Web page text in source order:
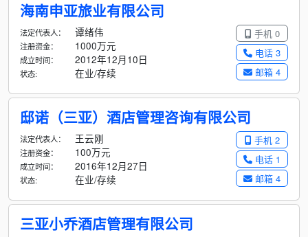
海南申亚旅业有限公司
手机 0
电话 3
邮箱 4
法定代表人： 谭绪伟
注册资金： 1000万元
成立时间： 2012年12月10日
状态: 在业/存续
邸诺（三亚）酒店管理咨询有限公司
手机 2
电话 1
邮箱 4
法定代表人： 王云刚
注册资金： 100万元
成立时间： 2016年12月27日
状态: 在业/存续
三亚小乔酒店管理有限公司